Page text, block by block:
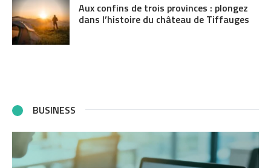
Aux confins de trois provinces : plongez
dans l’histoire du château de Tiffauges
BUSINESS